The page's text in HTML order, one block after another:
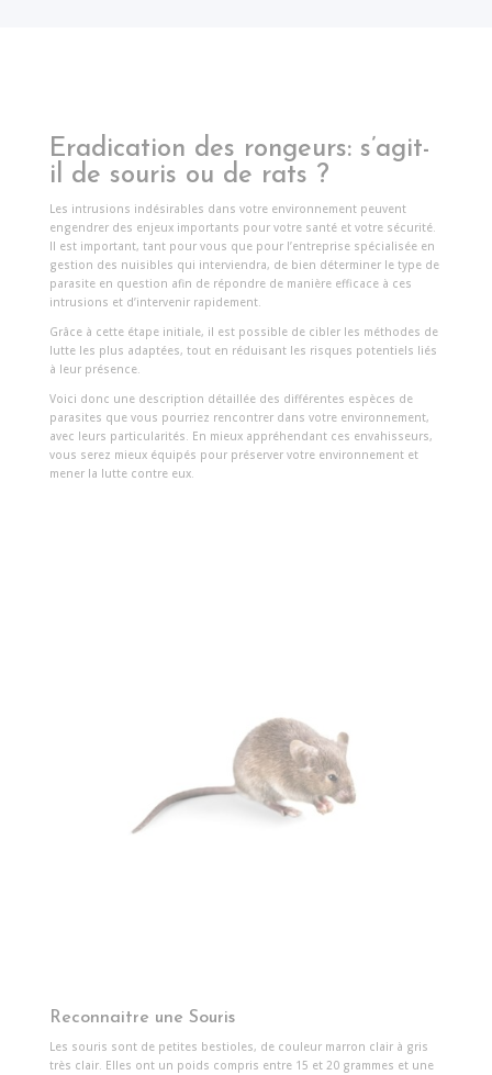
Eradication des rongeurs: s’agit-
il de souris ou de rats ?
Les intrusions indésirables dans votre environnement peuvent
engendrer des enjeux importants pour votre santé et votre sécurité.
Il est important, tant pour vous que pour l’entreprise spécialisée en
gestion des nuisibles qui interviendra, de bien déterminer le type de
parasite en question afin de répondre de manière efficace à ces
intrusions et d’intervenir rapidement.
Grâce à cette étape initiale, il est possible de cibler les méthodes de
lutte les plus adaptées, tout en réduisant les risques potentiels liés
à leur présence.
Voici donc une description détaillée des différentes espèces de
parasites que vous pourriez rencontrer dans votre environnement,
avec leurs particularités. En mieux appréhendant ces envahisseurs,
vous serez mieux équipés pour préserver votre environnement et
mener la lutte contre eux.
Reconnaitre une Souris
Les souris sont de petites bestioles, de couleur marron clair à gris
très clair. Elles ont un poids compris entre 15 et 20 grammes et une